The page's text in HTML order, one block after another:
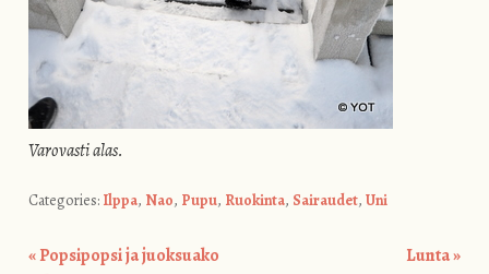
Varovasti alas.
Categories: Ilppa, Nao, Pupu, Ruokinta, Sairaudet, Uni
«Popsipopsi ja juoksuako
Lunta»